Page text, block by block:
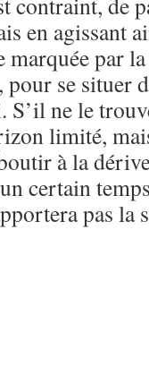
en agissant
marquée par
se situer
ne le
limité,
à la
certain
pas la